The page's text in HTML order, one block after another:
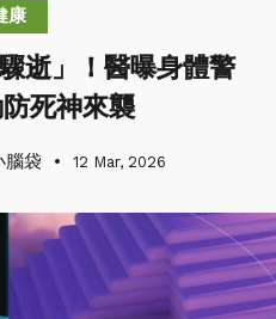
康
逝」！醫曝身體警
死神來襲
腦袋 12 Mar, 2026